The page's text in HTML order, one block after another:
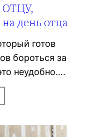
день отца
готов
бороться за
неудобно….